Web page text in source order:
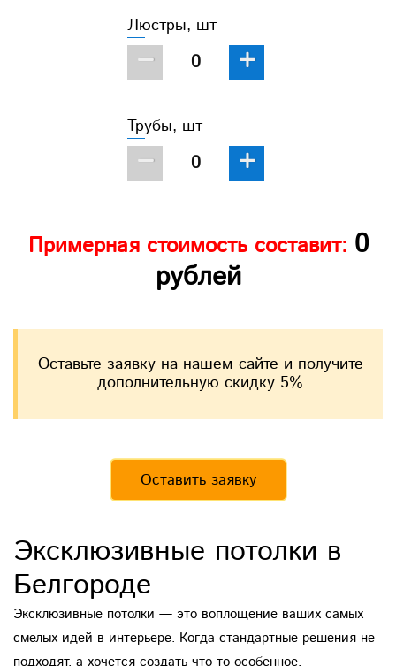
Люстры, шт
− +
Трубы, шт
− +
Примерная стоимость составит: 0
рублей
Оставьте заявку на нашем сайте и получите
дополнительную скидку 5%
Оставить заявку
Эксклюзивные потолки в
Белгороде
Эксклюзивные потолки — это воплощение ваших самых
смелых идей в интерьере. Когда стандартные решения не
подходят, а хочется создать что-то особенное,